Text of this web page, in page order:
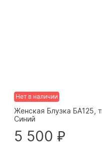
Нет в наличии
Женская Блузка БА125,
Синий
5 500 ₽